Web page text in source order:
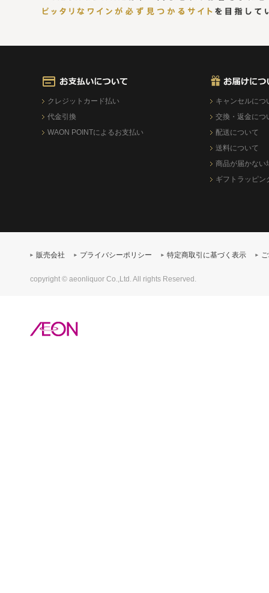
クレジットカード払い
代金引換
WAON POINTによるお支払い
キャンセルにつ
交換・返金につ
配送について
送料について
商品が届かない
ギフトラッピン
販売会社 プライバシーポリシー 特定商取引に基づく表示
copyright © aeonliquor Co.,Ltd. All rights Reserved.